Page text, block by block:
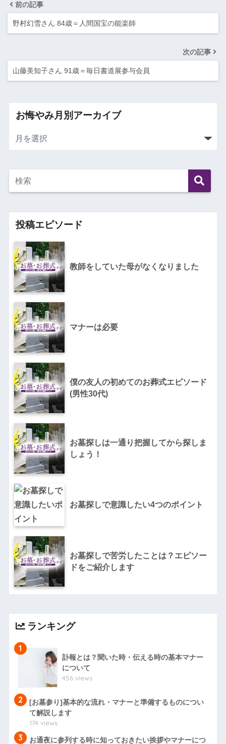
前の記事
野村幻雪さん 84歳＝人間国宝の能楽師
次の記事
山藤美知子さん 91歳＝毎日書道展参与会員
お悔やみ月別アーカイブ
投稿エピソード
教師をしていた母がなくなりました
マナーは必要
僕の友人の初めてのお葬式エピソード
(男性30代)
お墓探しは一通り把握してから探しま
しょう！
お墓探しで意識したい4つのポイント
お墓探しで苦労したことは？エピソー
ドをご紹介します
ランキング
1
訃報とは？聞いた時・伝える時の基本マナー
について
456 views
2
[お墓参り]基本的な流れ・マナーと準備するものについ
て解説します
174 views
3 お通夜に参列する時に知っておきたい挨拶やマナーにつ